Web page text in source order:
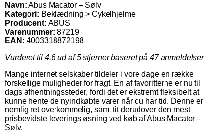
Navn: Abus Macator – Sølv
Kategori: Beklædning > Cykelhjelme
Producent: ABUS
Varenummer: 87219
EAN: 4003318872198
Vurderet til 4.6 ud af 5 stjerner baseret på 47anmeldelser
Mange internet selskaber tildeler i vore dage en række
forskellige muligheder for fragt. En af favoritterne er nu til
dags afhentningssteder, fordi det er ekstremt fleksibelt at
kunne hente de nyindkøbte varer når du har tid. Denne er
nemlig ret overkommelig, samt tit derudover den mest
prisbevidste leveringsløsning ved køb af Abus Macator –
Sølv.